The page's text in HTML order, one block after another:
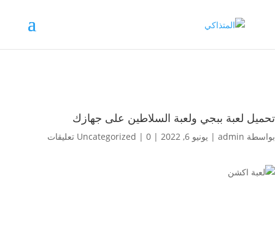
تحميل لعبة ببجي ولعبة السلاطين على جهازك
بواسطة admin
| يونيو 6, 2022 |
Uncategorized | 0 تعليقات